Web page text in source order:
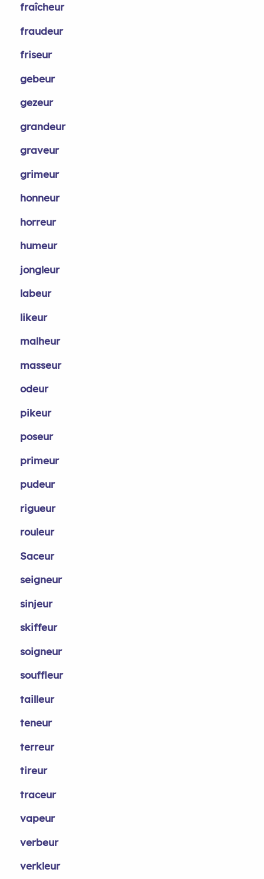
fraîcheur
fraudeur
friseur
gebeur
gezeur
grandeur
graveur
grimeur
honneur
horreur
humeur
jongleur
labeur
likeur
malheur
masseur
odeur
pikeur
poseur
primeur
pudeur
rigueur
rouleur
Saceur
seigneur
sinjeur
skiffeur
soigneur
souffleur
tailleur
teneur
terreur
tireur
traceur
vapeur
verbeur
verkleur